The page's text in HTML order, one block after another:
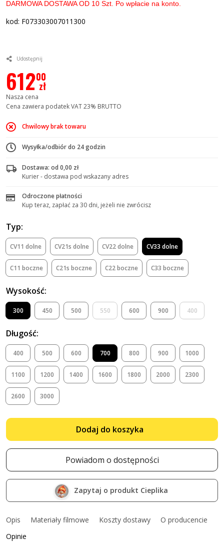
DARMOWA DOSTAWA OD 10 Szt. Po wpłacie na konto.
kod: F073303007011300
Udostępnij
61200
zł
Nasza cena
Cena zawiera podatek VAT 23% BRUTTO
Chwilowy brak towaru
Wysyłka/odbiór do 24 godzin
Dostawa: od 0,00 zł
Kurier - dostawa pod wskazany adres
Odroczone płatności
Kup teraz, zapłać za 30 dni, jeżeli nie zwrócisz
Typ:
CV11 dolne CV21s dolne CV22 dolne CV33 dolne
C11 boczne C21s boczne C22 boczne C33 boczne
Wysokość:
300 450 500 550 600 900 400
Długość:
400 500 600 700 800 900 1000
1100 1200 1400 1600 1800 2000 2300
2600 3000
Dodaj do koszyka
Powiadom o dostępności
Zapytaj o produkt Cieplika
Opis Materiały filmowe Koszty dostawy
O producencie
Opinie